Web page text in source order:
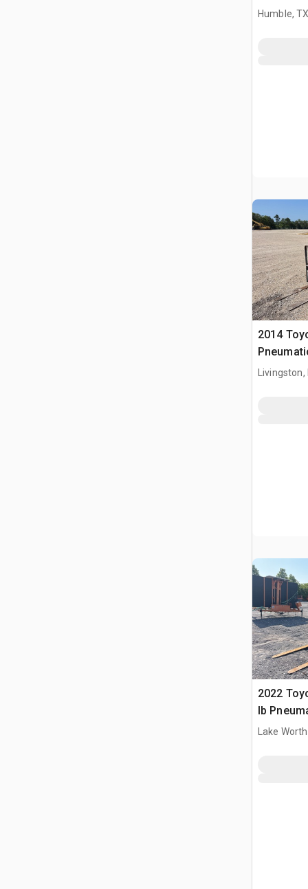
widłowy
Humble,
2014
widłowy
Livingston,
2022
lb
widłowy
Lake